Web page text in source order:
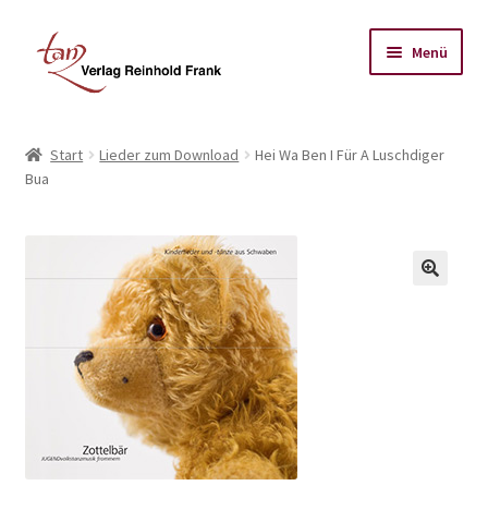
Zur
Navigation
springen
Zum
Inhalt
springen
Menü
Datenschutz-Bestimmungen
Mein Koto
Warenkorb
Start Lieder zum Download
Hei Wa Ben I Für A Luschdiger
Bua